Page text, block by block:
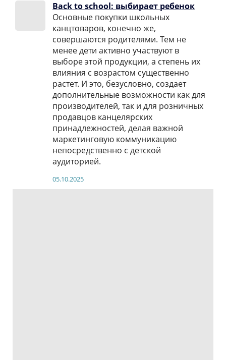
Back to school: выбирает ребенок
Основные покупки школьных
канцтоваров, конечно же,
совершаются родителями. Тем не
менее дети активно участвуют в
выборе этой продукции, а степень их
влияния с возрастом существенно
растет. И это, безусловно, создает
дополнительные возможности как для
производителей, так и для розничных
продавцов канцелярских
принадлежностей, делая важной
маркетинговую коммуникацию
непосредственно с детской
аудиторией.
05.10.2025